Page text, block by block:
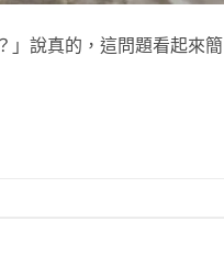
」說真的，這問題看起來簡